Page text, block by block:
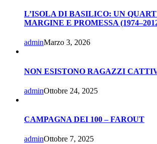
L’ISOLA DI BASILICO: UN
MARGINE E PROMESSA
adminMarzo 3, 2026
NON ESISTONO RAGAZZI
adminOttobre 24, 2025
CAMPAGNA DEI 100 – FAROUT
adminOttobre 7, 2025